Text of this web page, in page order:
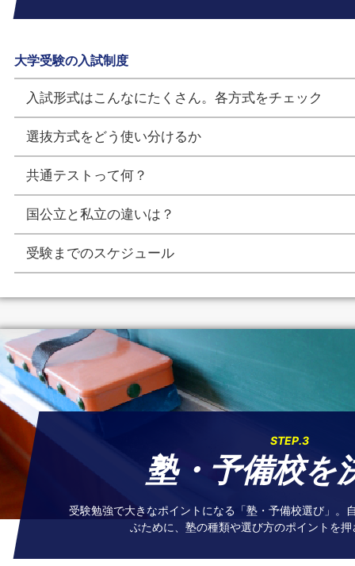
大学受験の入試制度
入試形式はこんなにたくさん。各方式をチェック
選抜方式をどう使い分けるか
共通テストって何？
国公立と私立の違いは？
受験までのスケジュール
STEP.3
塾・予備校を
受験勉強で大きなポイントになる「塾・予備校選び」。
ぶために、塾の種類や選び方のポイントを